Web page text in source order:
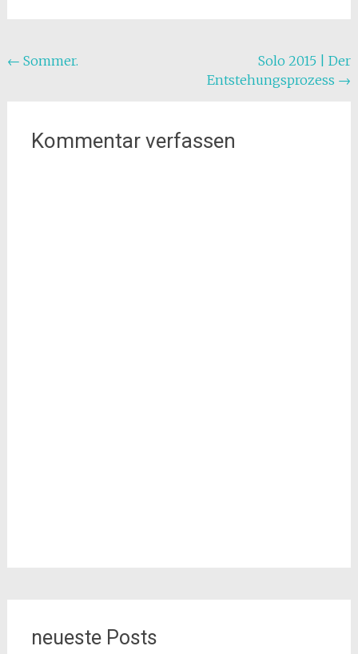
Beitragsnavigation
← Sommer.
Solo 2015 | Der
Entstehungsprozess →
Kommentar verfassen
neueste Posts